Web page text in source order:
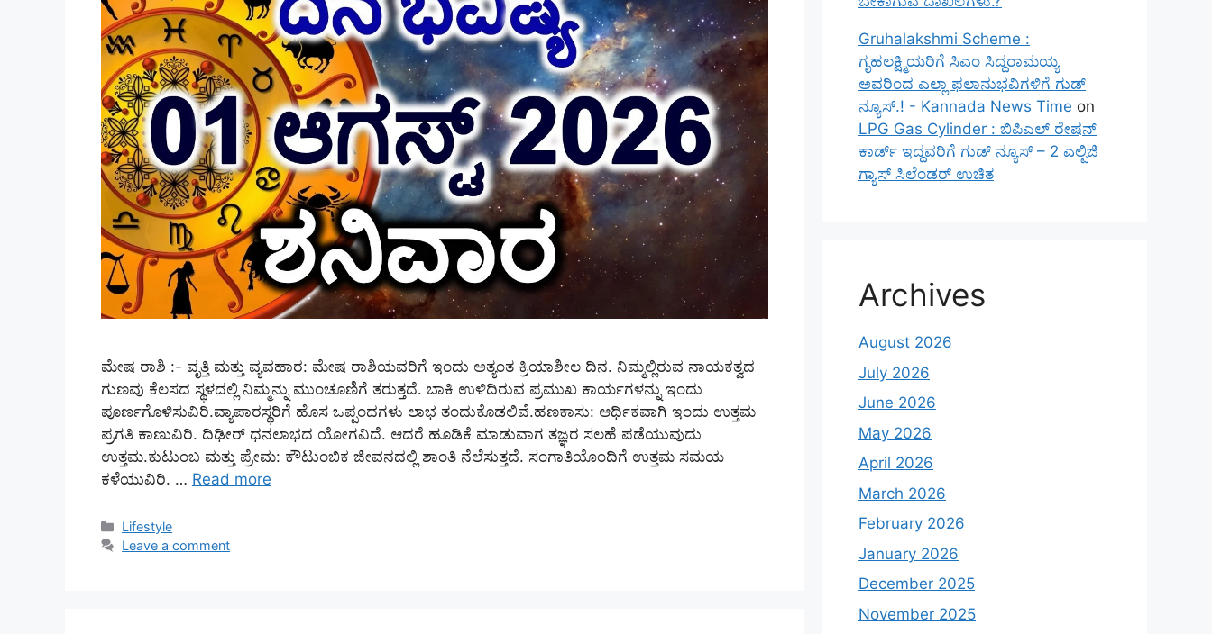
ಮೇಷ ರಾಶಿ :- ವೃತ್ತಿ ಮತ್ತು ವ್ಯವಹಾರ: ಮೇಷ ರಾಶಿಯವರಿಗೆ ಇಂದು ಅತ್ಯಂತ ಕ್ರಿಯಾಶೀಲ ದಿನ. ನಿಮ್ಮಲ್ಲಿರುವ ನಾಯಕತ್ವದ
ಗುಣವು ಕೆಲಸದ ಸ್ಥಳದಲ್ಲಿ ನಿಮ್ಮನ್ನು ಮುಂಚೂಣಿಗೆ ತರುತ್ತದೆ. ಬಾಕಿ ಉಳಿದಿರುವ ಪ್ರಮುಖ ಕಾರ್ಯಗಳನ್ನು ಇಂದು
ಪೂರ್ಣಗೊಳಿಸುವಿರಿ.ವ್ಯಾಪಾರಸ್ಥರಿಗೆ ಹೊಸ ಒಪ್ಪಂದಗಳು ಲಾಭ ತಂದುಕೊಡಲಿವೆ.ಹಣಕಾಸು: ಆರ್ಥಿಕವಾಗಿ ಇಂದು ಉತ್ತಮ
ಪ್ರಗತಿ ಕಾಣುವಿರಿ. ದಿಢೀರ್ ಧನಲಾಭದ ಯೋಗವಿದೆ. ಆದರೆ ಹೂಡಿಕೆ ಮಾಡುವಾಗ ತಜ್ಞರ ಸಲಹೆ ಪಡೆಯುವುದು
ಉತ್ತಮ.ಕುಟುಂಬ ಮತ್ತು ಪ್ರೇಮ: ಕೌಟುಂಬಿಕ ಜೀವನದಲ್ಲಿ ಶಾಂತಿ ನೆಲೆಸುತ್ತದೆ. ಸಂಗಾತಿಯೊಂದಿಗೆ ಉತ್ತಮ ಸಮಯ
ಕಳೆಯುವಿರಿ. … Read more
Categories
Lifestyle
Leave a comment
Gruhalakshmi Scheme :
ಗೃಹಲಕ್ಷ್ಮಿಯರಿಗೆ ಸಿಎಂ ಸಿದ್ದರಾಮಯ್ಯ
ಅವರಿಂದ ಎಲ್ಲಾ ಫಲಾನುಭವಿಗಳಿಗೆ ಗುಡ್
ನ್ಯೂಸ್.! - Kannada News Time on
LPG Gas Cylinder : ಬಿಪಿಎಲ್ ರೇಷನ್
ಕಾರ್ಡ್ ಇದ್ದವರಿಗೆ ಗುಡ್ ನ್ಯೂಸ್ – 2 ಎಲ್ಪಿಜಿ
ಗ್ಯಾಸ್ ಸಿಲೆಂಡರ್ ಉಚಿತ
Archives
August 2026
July 2026
June 2026
May 2026
April 2026
March 2026
February 2026
January 2026
December 2025
November 2025